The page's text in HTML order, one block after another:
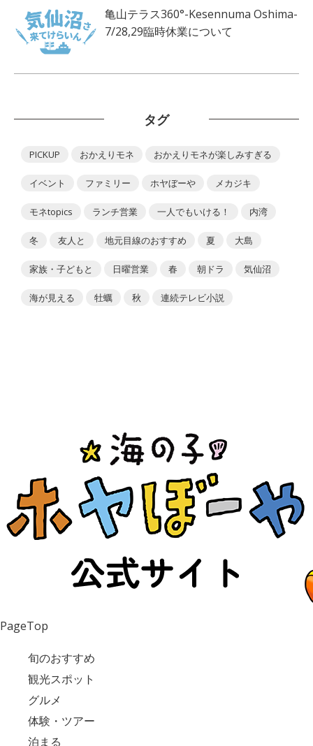
亀山テラス360°-Kesennuma Oshima-
7/28,29臨時休業について
タグ
PICKUP おかえりモネ おかえりモネが楽しみすぎる
イベント ファミリー ホヤぼーや メカジキ
モネtopics ランチ営業 一人でもいける！ 内湾
冬 友人と 地元目線のおすすめ 夏 大島
家族・子どもと 日曜営業 春 朝ドラ 気仙沼
海が見える 牡蠣 秋 連続テレビ小説
PageTop
旬のおすすめ
観光スポット
グルメ
体験・ツアー
泊まる